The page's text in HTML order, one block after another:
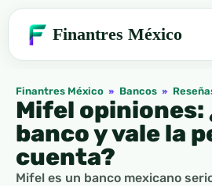
Finantres México
Finantres México » Bancos »
Mifel opiniones:
banco y vale la
cuenta?
Mifel es un banco mexicano